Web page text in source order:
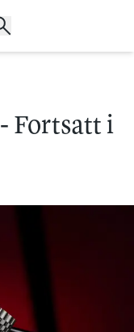
Fortsatt i